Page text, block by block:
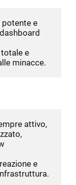
potente e
e
minacce.
attivo,
e